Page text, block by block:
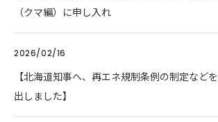
（クマ編）に申し入れ
2026/02/16
【北海道知事へ、再エネ規制条例の制定など
出しました】